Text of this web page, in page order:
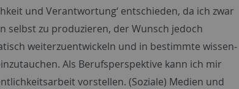
und Verantwortung‘ entschieden, da ich zwar
selbst zu produzieren, der Wunsch jedoch
weiterzuentwickeln und in bestimmte wissen­
Als Berufsperspektive kann ich mir
vorstellen. (Soziale) Medien und